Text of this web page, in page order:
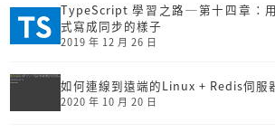
TypeScript 學習之路─第十四章：
式寫成同步的樣子
2019 年 12 月 26 日
如何連線到遠端的Linux + Redis伺服
2020 年 10 月 20 日